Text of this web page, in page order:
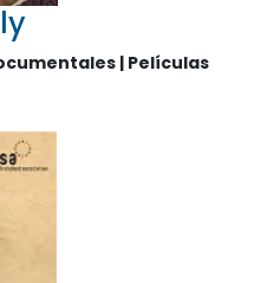
| Películas